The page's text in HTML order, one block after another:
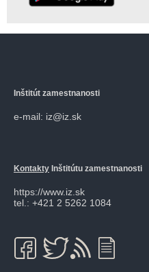
Inštitút zamestnanosti
e-mail: iz@iz.sk
Kontakty Inštitútu zamestnanosti
https://www.iz.sk
tel.: +421 2 5262 1084